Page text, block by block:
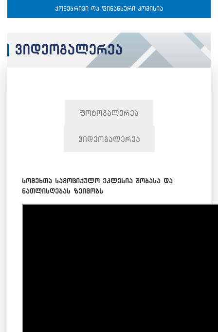
ქონებრივი და ფინანსური კომისია
ვიდეოგალერეა
ფოტოგალერეა
ვიდეოგალერეა
სომეხთა სამოციქულო ეკლესია შობასა და
ნათლისღებას ზეიმობს